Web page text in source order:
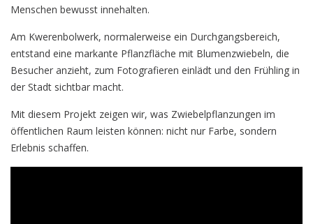
Menschen bewusst innehalten.
Am Kwerenbolwerk, normalerweise ein Durchgangsbereich,
entstand eine markante Pflanzfläche mit Blumenzwiebeln, die
Besucher anzieht, zum Fotografieren einlädt und den Frühling in
der Stadt sichtbar macht.
Mit diesem Projekt zeigen wir, was Zwiebelpflanzungen im
öffentlichen Raum leisten können: nicht nur Farbe, sondern
Erlebnis schaffen.